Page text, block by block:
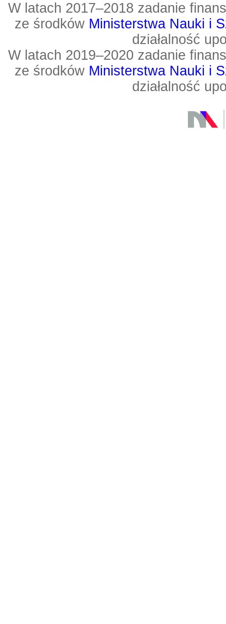
W latach 2017–2018 zadanie
ze środków Ministerstwa Nauki i
działalność
W latach 2019–2020 zadanie
ze środków Ministerstwa Nauki i
działalność